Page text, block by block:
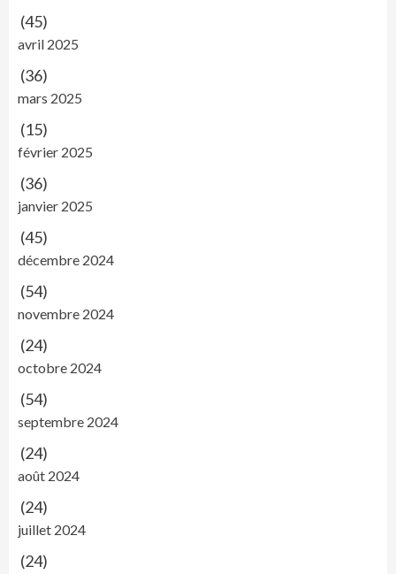
(45)
avril 2025
(36)
mars 2025
(15)
février 2025
(36)
janvier 2025
(45)
décembre 2024
(54)
novembre 2024
(24)
octobre 2024
(54)
septembre 2024
(24)
août 2024
(24)
juillet 2024
(24)